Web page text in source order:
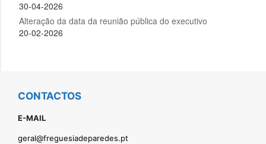
CONTACTOS
E-MAIL
geral@freguesiadeparedes.pt